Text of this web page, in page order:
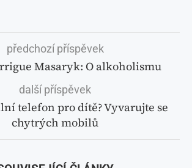
předchozí příspěvek
Masaryk: O alkoholismu
další příspěvek
telefon pro dítě? Vyvarujte se
chytrých mobilů